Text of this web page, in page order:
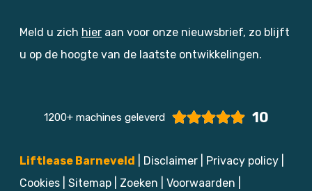
Meld u zich hier aan voor onze nieuwsbrief, zo blijft
u op de hoogte van de laatste ontwikkelingen.
1200+ machines geleverd 10
Liftlease Barneveld Disclaimer Privacy policy
Cookies
Sitemap Zoeken Voorwaarden